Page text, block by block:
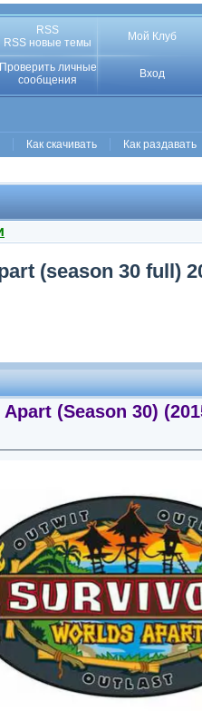
RSS
RSS новые темы
Мой Клуб
Проверить личные
сообщения
Вход
Как скачивать Как раздавать
(season 30 full)
(Season 30)